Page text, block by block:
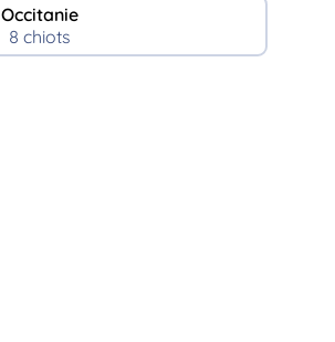
Occitanie
8 chiots